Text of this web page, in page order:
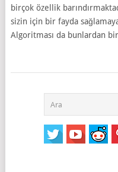
birçok özellik
sizin için bir fayda
Algoritması da bunlardan